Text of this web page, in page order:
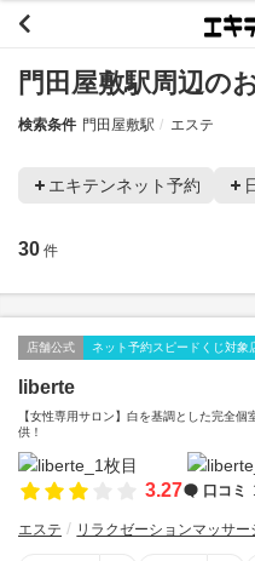
門田屋敷駅周辺の
検索条件 門田屋敷駅 エステ
エキテンネット予約
30 件
店舗公式 ネット予約スピードくじ対象
liberte
【女性専用サロン】白を基調とした完全
供！
3.27 口コミ
エステ リラクゼーションマッサー